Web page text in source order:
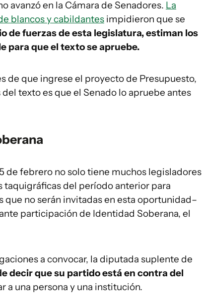
avanzó en la Cámara de Senadores. La
blancos y cabildantes impidieron que se
de fuerzas de esta legislatura, estiman los
para que el texto se apruebe.
de que ingrese el proyecto de Presupuesto,
texto es que el Senado lo apruebe antes
de febrero no solo tiene muchos legisladores
taquigráficas del período anterior para
no serán invitadas en esta oportunidad–
participación de Identidad Soberana, el
a convocar, la diputada suplente de
decir que su partido está en contra del
a una persona y una institución.